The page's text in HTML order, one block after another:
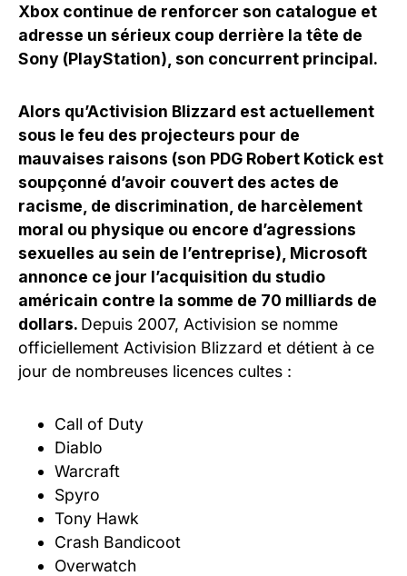
Xbox continue de renforcer son catalogue et
adresse un sérieux coup derrière la tête de
Sony (PlayStation), son concurrent principal.
Alors qu’Activision Blizzard est actuellement
sous le feu des projecteurs pour de
mauvaises raisons (son PDG Robert Kotick est
soupçonné d’avoir couvert des actes de
racisme, de discrimination, de harcèlement
moral ou physique ou encore d’agressions
sexuelles au sein de l’entreprise), Microsoft
annonce ce jour l’acquisition du studio
américain contre la somme de 70 milliards de
dollars. Depuis 2007, Activision se nomme
officiellement Activision Blizzard et détient à ce
jour de nombreuses licences cultes :
Call of Duty
Diablo
Warcraft
Spyro
Tony Hawk
Crash Bandicoot
Overwatch